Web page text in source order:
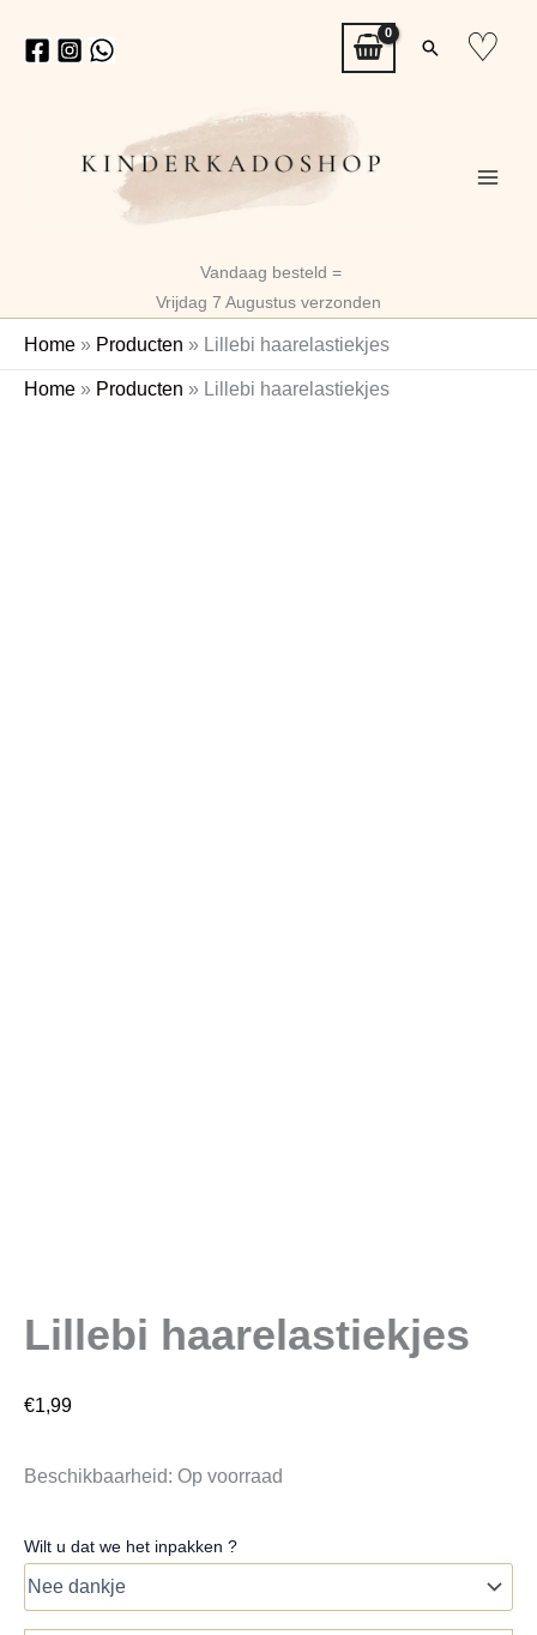
naar
Zoeken
♡
Vandaag besteld =
Vrijdag 7 Augustus verzonden
Home » Producten » Lillebi haarelastiekjes
Home » Producten » Lillebi haarelastiekjes
Lillebi haarelastiekjes
€1,99
Beschikbaarheid: Op voorraad
Wilt u dat we het inpakken ?
Lillebi